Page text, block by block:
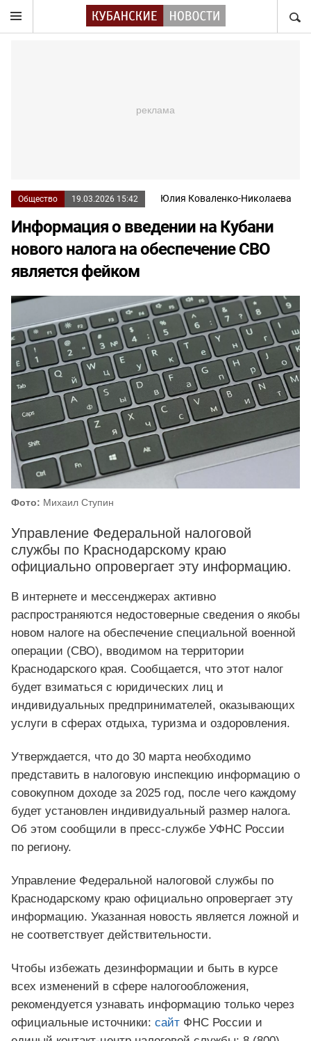
Общество 19.03.2026 15:42 Юлия Коваленко-Николаева
Информация о введении на Кубани
нового налога на обеспечение СВО
является фейком
Фото: Михаил Ступин
Управление Федеральной налоговой
службы по Краснодарскому краю
официально опровергает эту информацию.
В интернете и мессенджерах активно
распространяются недостоверные сведения о якобы
новом налоге на обеспечение специальной военной
операции (СВО), вводимом на территории
Краснодарского края. Сообщается, что этот налог
будет взиматься с юридических лиц и
индивидуальных предпринимателей, оказывающих
услуги в сферах отдыха, туризма и оздоровления.
Утверждается, что до 30 марта необходимо
представить в налоговую инспекцию информацию о
совокупном доходе за 2025 год, после чего каждому
будет установлен индивидуальный размер налога.
Об этом сообщили в пресс-службе УФНС России
по региону.
Управление Федеральной налоговой службы по
Краснодарскому краю официально опровергает эту
информацию. Указанная новость является ложной и
не соответствует действительности.
Чтобы избежать дезинформации и быть в курсе
всех изменений в сфере налогообложения,
рекомендуется узнавать информацию только через
официальные источники: сайт ФНС России и